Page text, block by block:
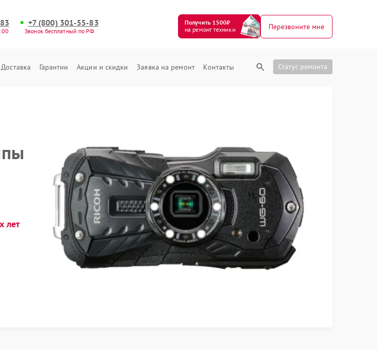
+7 (800) 301-55-83
Звонок бесплатный по РФ
Получить 1500₽
на ремонт техники
Перезвоните мне
Доставка Гарантии Акции и скидки Заявка на ремонт Контакты Статус ремонта
лет